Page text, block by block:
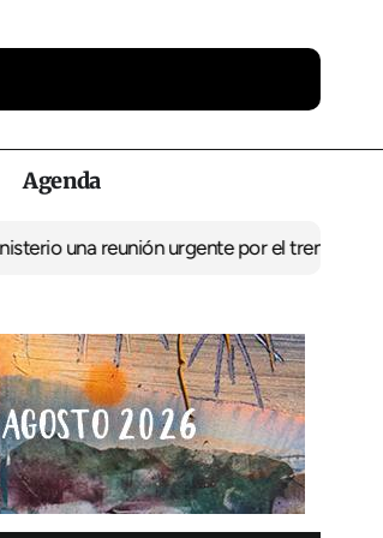
Agenda
urgente por el trenEl BNG exige la